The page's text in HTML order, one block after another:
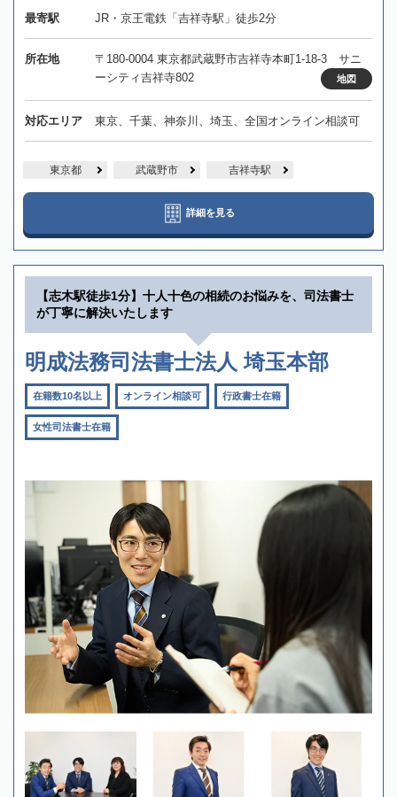
最寄駅 JR・京王電鉄「吉祥寺駅」徒歩2分
所在地
〒180-0004 東京都武蔵野市吉祥寺本町1-18-3 サニ
ーシティ吉祥寺802
地図
対応エリア 東京、千葉、神奈川、埼玉、全国オンライン相談可
東京都 武蔵野市 吉祥寺駅
詳細を見る
【志木駅徒歩1分】十人十色の相続のお悩みを、司法書士
が丁寧に解決いたします
明成法務司法書士法人 埼玉本部
在籍数10名以上 オンライン相談可 行政書士在籍
女性司法書士在籍